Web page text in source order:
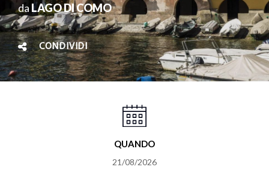
da LAGO DI COMO
CONDIVIDI
QUANDO
21/08/2026